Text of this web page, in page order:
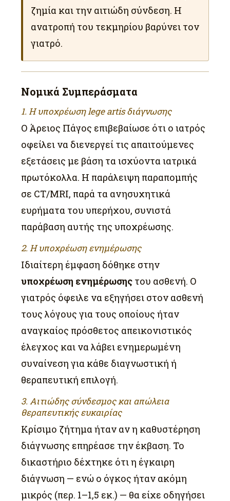
ζημία και την αιτιώδη σύνδεση. Η
ανατροπή του τεκμηρίου βαρύνει τον
γιατρό.
Νομικά Συμπεράσματα
1. Η υποχρέωση lege artis διάγνωσης
Ο Άρειος Πάγος επιβεβαίωσε ότι ο ιατρός
οφείλει να διενεργεί τις απαιτούμενες
εξετάσεις με βάση τα ισχύοντα ιατρικά
πρωτόκολλα. Η παράλειψη παραπομπής
σε CT/MRI, παρά τα ανησυχητικά
ευρήματα του υπερήχου, συνιστά
παράβαση αυτής της υποχρέωσης.
2. Η υποχρέωση ενημέρωσης
Ιδιαίτερη έμφαση δόθηκε στην
υποχρέωση ενημέρωσης του ασθενή. Ο
γιατρός όφειλε να εξηγήσει στον ασθενή
τους λόγους για τους οποίους ήταν
αναγκαίος πρόσθετος απεικονιστικός
έλεγχος και να λάβει ενημερωμένη
συναίνεση για κάθε διαγνωστική ή
θεραπευτική επιλογή.
3. Αιτιώδης σύνδεσμος και απώλεια
θεραπευτικής ευκαιρίας
Κρίσιμο ζήτημα ήταν αν η καθυστέρηση
διάγνωσης επηρέασε την έκβαση. Το
δικαστήριο δέχτηκε ότι η έγκαιρη
διάγνωση — ενώ ο όγκος ήταν ακόμη
μικρός (περ. 1–1,5 εκ.) — θα είχε οδηγήσει